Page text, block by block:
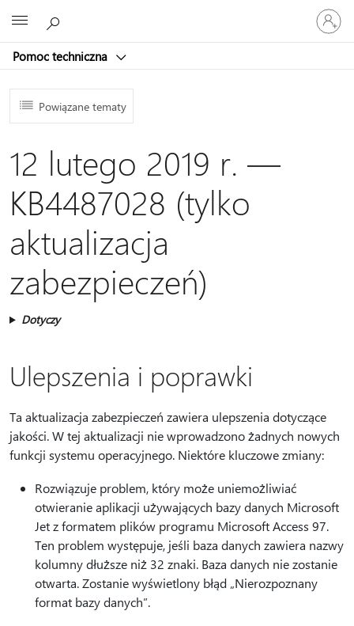
Pomoc techniczna
Zaloguj
się
do
konta
Powiązane tematy
12 lutego 2019 r. —
KB4487028 (tylko
aktualizacja
zabezpieczeń)
Dotyczy
Ulepszenia i poprawki
Ta aktualizacja zabezpieczeń zawiera ulepszenia dotyczące
jakości. W tej aktualizacji nie wprowadzono żadnych nowych
funkcji systemu operacyjnego. Niektóre kluczowe zmiany:
Rozwiązuje problem, który może uniemożliwiać
otwieranie aplikacji używających bazy danych Microsoft
Jet z formatem plików programu Microsoft Access 97.
Ten problem występuje, jeśli baza danych zawiera nazwy
kolumny dłuższe niż 32 znaki. Baza danych nie zostanie
otwarta. Zostanie wyświetlony błąd „Nierozpoznany
format bazy danych”.